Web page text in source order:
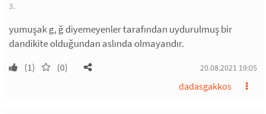
3.
yumuşak g, ğ diyemeyenler tarafından uydurulmuş bir
dandikite olduğundan aslında olmayandır.
(1) (0) 20.08.2021 19:05
dadasgakkos